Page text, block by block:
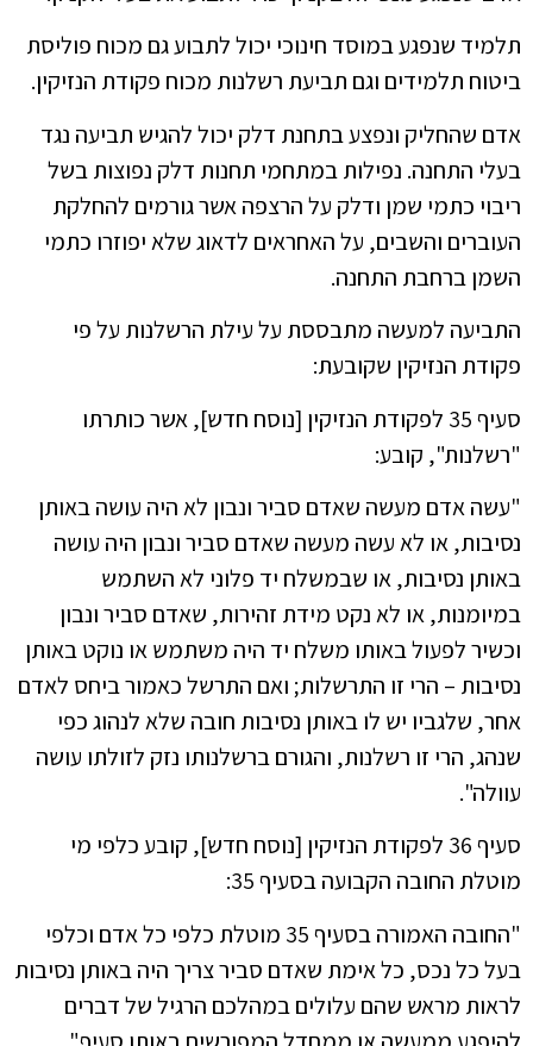
תלמיד שנפגע במוסד חינוכי יכול לתבוע גם מכוח פוליסת
ביטוח תלמידים וגם תביעת רשלנות מכוח פקודת הנזיקין.
אדם שהחליק ונפצע בתחנת דלק יכול להגיש תביעה נגד
בעלי התחנה. נפילות במתחמי תחנות דלק נפוצות בשל
ריבוי כתמי שמן ודלק על הרצפה אשר גורמים להחלקת
העוברים והשבים, על האחראים לדאוג שלא יפוזרו כתמי
השמן ברחבת התחנה.
התביעה למעשה מתבססת על עילת הרשלנות על פי
פקודת הנזיקין שקובעת:
סעיף 35 לפקודת הנזיקין [נוסח חדש], אשר כותרתו
"רשלנות", קובע:
"עשה אדם מעשה שאדם סביר ונבון לא היה עושה באותן
נסיבות, או לא עשה מעשה שאדם סביר ונבון היה עושה
באותן נסיבות, או שבמשלח יד פלוני לא השתמש
במיומנות, או לא נקט מידת זהירות, שאדם סביר ונבון
וכשיר לפעול באותו משלח יד היה משתמש או נוקט באותן
נסיבות – הרי זו התרשלות; ואם התרשל כאמור ביחס לאדם
אחר, שלגביו יש לו באותן נסיבות חובה שלא לנהוג כפי
שנהג, הרי זו רשלנות, והגורם ברשלנותו נזק לזולתו עושה
עוולה".
סעיף 36 לפקודת הנזיקין [נוסח חדש], קובע כלפי מי
מוטלת החובה הקבועה בסעיף 35:
"החובה האמורה בסעיף 35 מוטלת כלפי כל אדם וכלפי
בעל כל נכס, כל אימת שאדם סביר צריך היה באותן נסיבות
לראות מראש שהם עלולים במהלכם הרגיל של דברים